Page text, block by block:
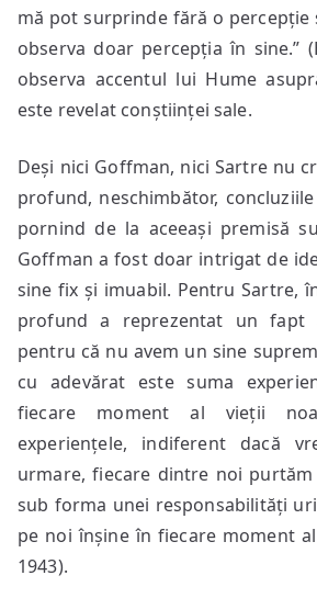
mă pot surprinde fără o
observa doar percepția în sine.”
observa accentul lui Hume
este revelat conștiinței sale.
Deși nici Goffman, nici Sartre nu
profund, neschimbător,
pornind de la aceeași premisă
Goffman a fost doar intrigat de
sine fix și imuabil. Pentru Sartre,
profund a reprezentat un fapt
pentru că nu avem un sine
cu adevărat este suma
fiecare moment al vieții
experiențele, indiferent dacă
urmare, fiecare dintre noi
sub forma unei responsabilități
pe noi înșine în fiecare moment
1943).